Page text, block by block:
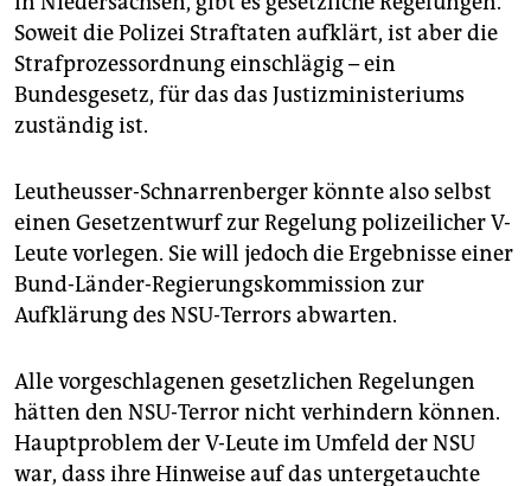
Soweit die Polizei Straftaten aufklärt, ist aber die
Strafprozessordnung einschlägig – ein
Bundesgesetz, für das das Justizministeriums
zuständig ist.
Leutheusser-Schnarrenberger könnte also selbst
einen Gesetzentwurf zur Regelung polizeilicher V-
Leute vorlegen. Sie will jedoch die Ergebnisse einer
Bund-Länder-Regierungskommission zur
Aufklärung des NSU-Terrors abwarten.
Alle vorgeschlagenen gesetzlichen Regelungen
hätten den NSU-Terror nicht verhindern können.
Hauptproblem der V-Leute im Umfeld der NSU
war, dass ihre Hinweise auf das untergetauchte